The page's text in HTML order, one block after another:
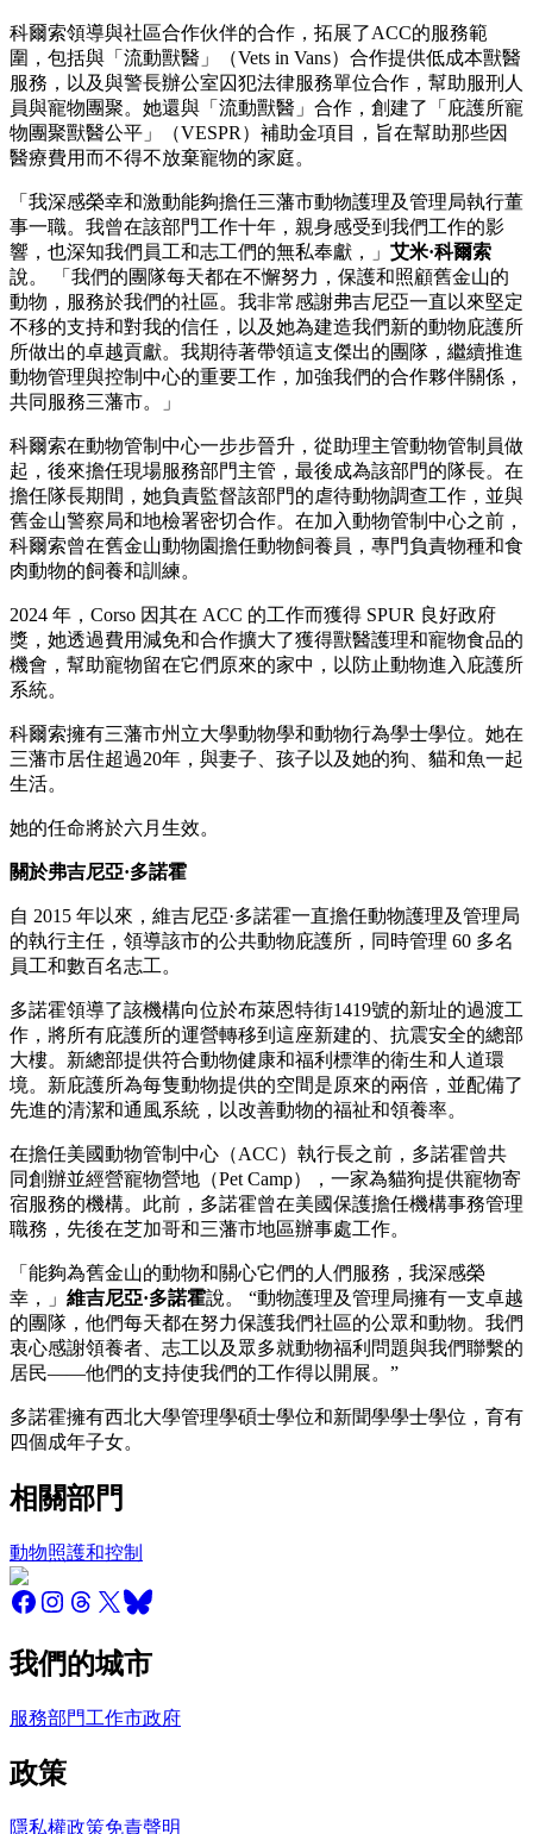
科爾索領導與社區合作伙伴的合作，拓展了ACC的服務範
圍，包括與「流動獸醫」（Vets in Vans）合作提供低成本獸醫
服務，以及與警長辦公室囚犯法律服務單位合作，幫助服刑人
員與寵物團聚。她還與「流動獸醫」合作，創建了「庇護所寵
物團聚獸醫公平」（VESPR）補助金項目，旨在幫助那些因
醫療費用而不得不放棄寵物的家庭。
「我深感榮幸和激動能夠擔任三藩市動物護理及管理局執行董
事一職。我曾在該部門工作十年，親身感受到我們工作的影
響，也深知我們員工和志工們的無私奉獻，」 艾米·科爾索
說。 「我們的團隊每天都在不懈努力，保護和照顧舊金山的
動物，服務於我們的社區。我非常感謝弗吉尼亞一直以來堅定
不移的支持和對我的信任，以及她為建造我們新的動物庇護所
所做出的卓越貢獻。我期待著帶領這支傑出的團隊，繼續推進
動物管理與控制中心的重要工作，加強我們的合作夥伴關係，
共同服務三藩市。」
科爾索在動物管制中心一步步晉升，從助理主管動物管制員做
起，後來擔任現場服務部門主管，最後成為該部門的隊長。在
擔任隊長期間，她負責監督該部門的虐待動物調查工作，並與
舊金山警察局和地檢署密切合作。在加入動物管制中心之前，
科爾索曾在舊金山動物園擔任動物飼養員，專門負責物種和食
肉動物的飼養和訓練。
2024 年，Corso 因其在 ACC 的工作而獲得 SPUR 良好政府
獎，她透過費用減免和合作擴大了獲得獸醫護理和寵物食品的
機會，幫助寵物留在它們原來的家中，以防止動物進入庇護所
系統。
科爾索擁有三藩市州立大學動物學和動物行為學士學位。她在
三藩市居住超過20年，與妻子、孩子以及她的狗、貓和魚一起
生活。
她的任命將於六月生效。
關於弗吉尼亞·多諾霍
自 2015 年以來，維吉尼亞·多諾霍一直擔任動物護理及管理局
的執行主任，領導該市的公共動物庇護所，同時管理 60 多名
員工和數百名志工。
多諾霍領導了該機構向位於布萊恩特街1419號的新址的過渡工
作，將所有庇護所的運營轉移到這座新建的、抗震安全的總部
大樓。新總部提供符合動物健康和福利標準的衛生和人道環
境。新庇護所為每隻動物提供的空間是原來的兩倍，並配備了
先進的清潔和通風系統，以改善動物的福祉和領養率。
在擔任美國動物管制中心（ACC）執行長之前，多諾霍曾共
同創辦並經營寵物營地（Pet Camp），一家為貓狗提供寵物寄
宿服務的機構。此前，多諾霍曾在美國保護擔任機構事務管理
職務，先後在芝加哥和三藩市地區辦事處工作。
「能夠為舊金山的動物和關心它們的人們服務，我深感榮
幸，」 維吉尼亞·多諾霍說。 “動物護理及管理局擁有一支卓越
的團隊，他們每天都在努力保護我們社區的公眾和動物。我們
衷心感謝領養者、志工以及眾多就動物福利問題與我們聯繫的
居民——他們的支持使我們的工作得以開展。”
多諾霍擁有西北大學管理學碩士學位和新聞學學士學位，育有
四個成年子女。
相關部門
動物照護和控制
我們的城市
服務部門工作市政府
政策
隱私權政策免責聲明